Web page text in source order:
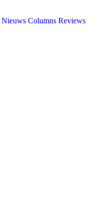
Nieuws Columns Reviews